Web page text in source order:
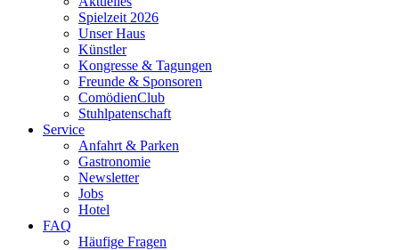
Spielzeit 2026
Unser Haus
Künstler
Kongresse & Tagungen
Freunde & Sponsoren
ComödienClub
Stuhlpatenschaft
Service
Anfahrt & Parken
Gastronomie
Newsletter
Jobs
Hotel
FAQ
Häufige Fragen